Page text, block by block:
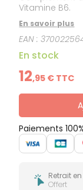
Vitamine B6.
En savoir plus
EAN :
En stock
12,95 € TTC
Paiements
Retrait
Offert